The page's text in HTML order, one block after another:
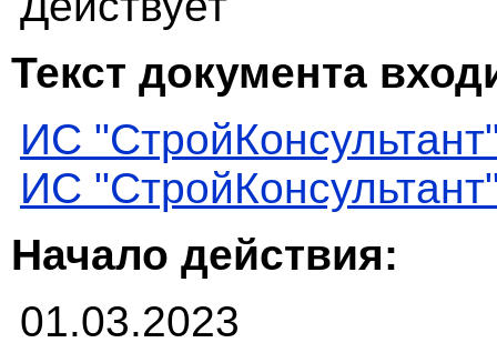
Текст документа
ИС
ИС
Начало действия:
01.03.2023